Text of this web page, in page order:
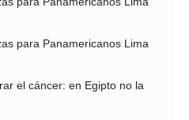
para Panamericanos Lima
el cáncer: en Egipto no la